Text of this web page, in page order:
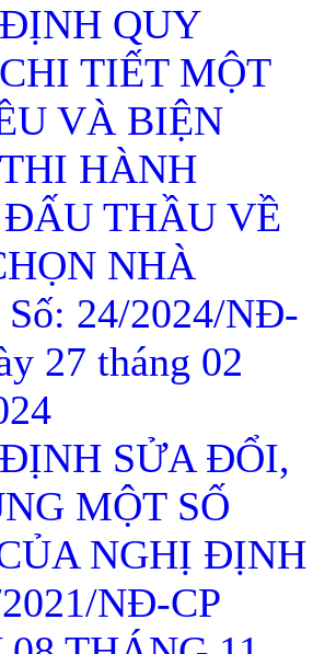
QUY
TIẾT MỘT
VÀ BIỆN
HÀNH
THẦU VỀ
NHÀ
24/2024/NĐ-
27 tháng 02
SỬA ĐỔI,
MỘT SỐ
NGHỊ ĐỊNH
NĐ-CP